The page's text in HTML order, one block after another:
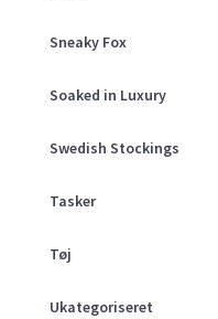
Sneaky Fox
Soaked in Luxury
Swedish Stockings
Tasker
Tøj
Ukategoriseret